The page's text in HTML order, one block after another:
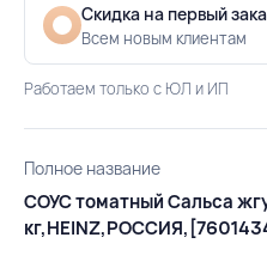
Скидка на первый
Всем новым клиентам
Работаем только с ЮЛ и ИП
Полное название
СОУС томатный Сальса